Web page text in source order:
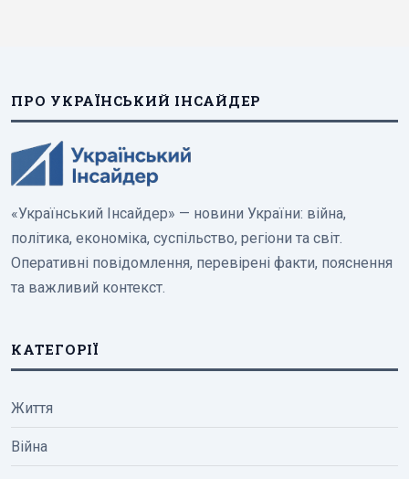
ПРО УКРАЇНСЬКИЙ ІНСАЙДЕР
«Український Інсайдер» — новини України: війна,
політика, економіка, суспільство, регіони та світ.
Оперативні повідомлення, перевірені факти, пояснення
та важливий контекст.
КАТЕГОРІЇ
Життя
Війна